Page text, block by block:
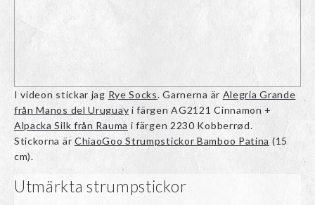
I videon stickar jag Rye Socks. Garnerna är Alegria Grande
från Manos del Uruguay i färgen AG2121 Cinnamon +
Alpacka Silk från Rauma i färgen 2230 Kobberrød.
Stickorna är ChiaoGoo Strumpstickor Bamboo Patina (15
cm).
Utmärkta strumpstickor